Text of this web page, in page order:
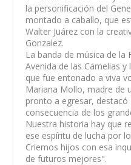
la personificación del
montado a caballo, que
Walter Juárez con la
Gonzalez.
La banda de música de la
Avenida de las Camelias
que fue entonado a viva
Mariana Mollo, madre de
pronto a egresar,
consecuencia de los
Nuestra historia hay que
ese espíritu de lucha por
Criemos hijos con esa
de futuros mejores".